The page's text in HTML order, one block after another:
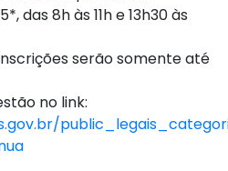
das 8h às 11h e 13h30 às
serão somente até
no link: